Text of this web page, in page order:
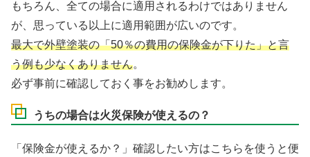
もちろん、全ての場合に適用されるわけではありません
が、思っている以上に適用範囲が広いのです。
最大で外壁塗装の「50％の費用の保険金が下りた」と言
う例も少なくありません。
必ず事前に確認しておく事をお勧めします。
うちの場合は火災保険が使えるの？
「保険金が使えるか？」確認したい方はこちらを使うと便